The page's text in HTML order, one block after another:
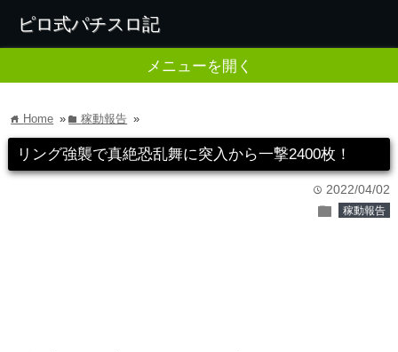
ピロ式パチスロ記
メニューを開く
home Home » folder稼動報告 »
リング強襲で真絶恐乱舞に突入から一撃2400枚！
time 2022/04/02
folder 稼動報告